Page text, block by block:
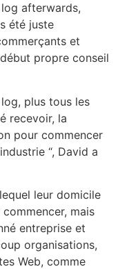
afterwards,
été juste
et
propre conseil
plus tous les
recevoir, la
pour commencer
“, David a
leur domicile
mais
entreprise et
organisations,
Web, comme